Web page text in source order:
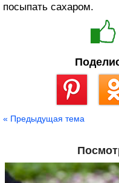
посыпать сахаром.
« Предыдущая тема